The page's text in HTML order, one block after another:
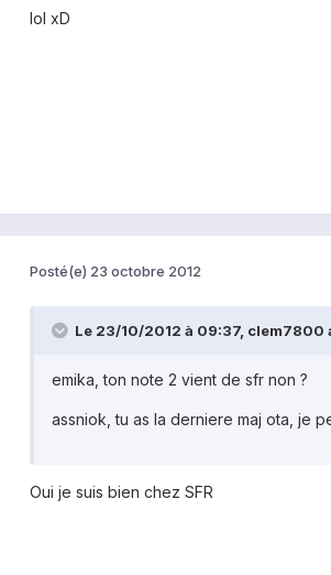
lol xD
Posté(e) 23 octobre 2012
Le 23/10/2012 à 09:37, clem7800
emika, ton note 2 vient de sfr non ?
assniok, tu as la derniere maj ota, je
Oui je suis bien chez SFR